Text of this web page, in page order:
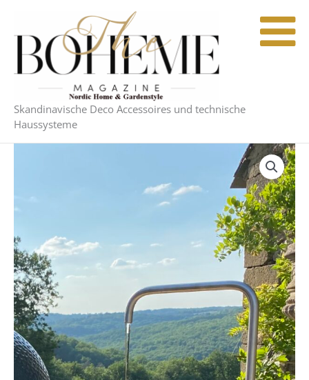
springen
Skandinavische Deco Accessoires und technische
Haussysteme